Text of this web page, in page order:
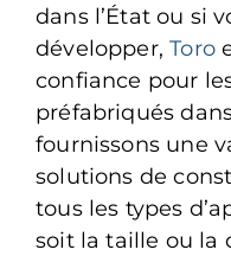
dans l’État ou si
développer,Toro
confiance pour
préfabriqués
fournissons une
solutions de
tous les types
soit la taille ou la